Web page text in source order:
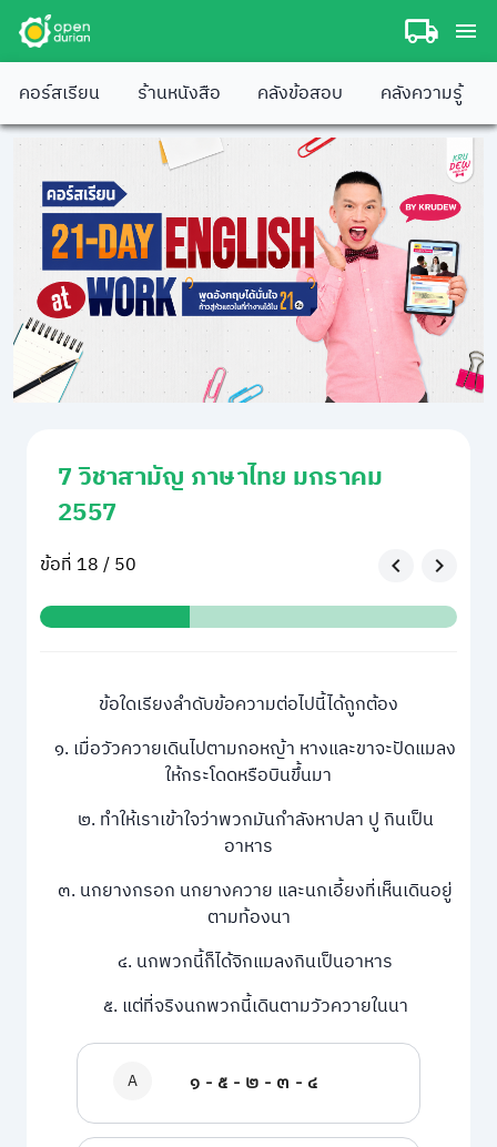
คอร์สเรียน ร้านหนังสือ คลังข้อสอบ คลังความรู้
7 วิชาสามัญ ภาษาไทย มกราคม
2557
ข้อที่ 18 / 50
ข้อใดเรียงลำดับข้อความต่อไปนี้ได้ถูกต้อง
๑. เมื่อวัวควายเดินไปตามกอหญ้า หางและขาจะปัดแมลง
ให้กระโดดหรือบินขึ้นมา
๒. ทำให้เราเข้าใจว่าพวกมันกำลังหาปลา ปู กินเป็น
อาหาร
๓. นกยางกรอก นกยางควาย และนกเอี้ยงที่เห็นเดินอยู่
ตามท้องนา
๔. นกพวกนี้ก็ได้จิกแมลงกินเป็นอาหาร
๕. แต่ที่จริงนกพวกนี้เดินตามวัวควายในนา
A ๑ - ๕ - ๒ - ๓ - ๔